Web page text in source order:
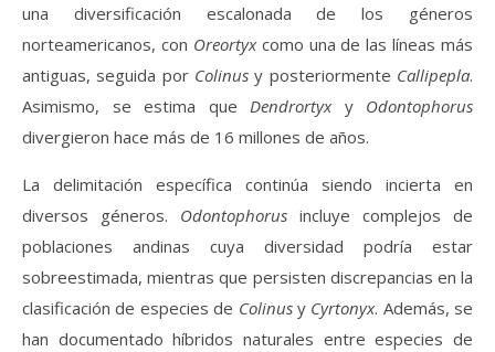
una diversificación escalonada de los géneros
norteamericanos, con Oreortyxcomo una de las líneas más
antiguas, seguida por Colinus y posteriormente Callipepla.
Asimismo, se estima que Dendrortyxy Odontophorus
divergieron hace más de 16 millones de años.
La delimitación específica continúa siendo incierta en
diversos géneros. Odontophorus incluye complejos de
poblaciones andinas cuya diversidad podría estar
sobreestimada, mientras que persisten discrepancias en la
clasificación de especies de Colinusy Cyrtonyx. Además, se
han documentado híbridos naturales entre especies de